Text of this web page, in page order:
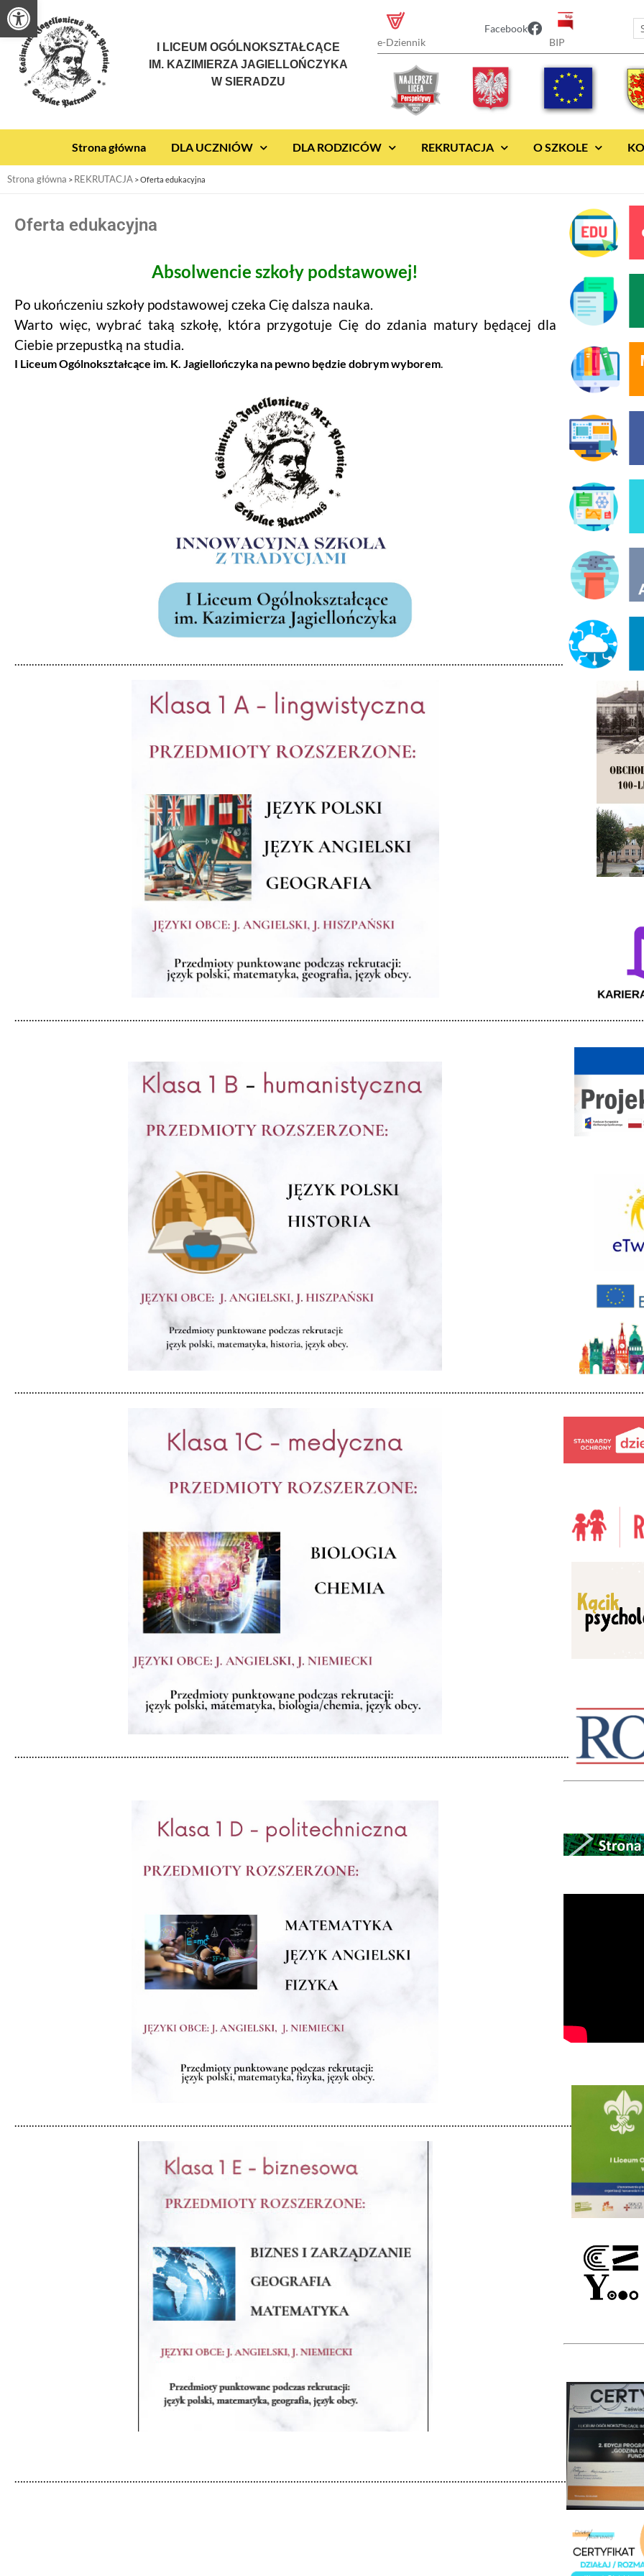
Otwórz pasek narzędzi
I LICEUM OGÓLNOKSZTAŁCĄCE
IM. KAZIMIERZA JAGIELLOŃCZYKA
W SIERADZU
e-Dziennik
Facebook
BIP
Strona główna DLA UCZNIÓW DLA RODZICÓW REKRUTACJA O SZKOLE
Strona główna > REKRUTACJA >Oferta edukacyjna
Oferta edukacyjna
Absolwencie szkoły podstawowej!
Po ukończeniu szkoły podstawowej czeka Cię dalsza nauka.
Warto więc, wybrać taką szkołę, która przygotuje Cię do zdania matury będącej dla
Ciebie przepustką na studia.
I Liceum Ogólnokształcące im. K. Jagiellończyka na pewno będzie dobrym wyborem.